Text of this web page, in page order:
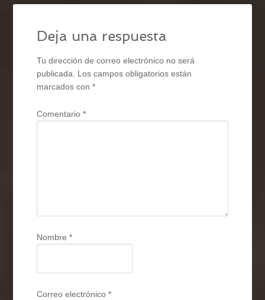
Deja una respuesta
Tu dirección de correo electrónico no será
publicada. Los campos obligatorios están
marcados con*
Comentario*
Nombre*
Correo electrónico*